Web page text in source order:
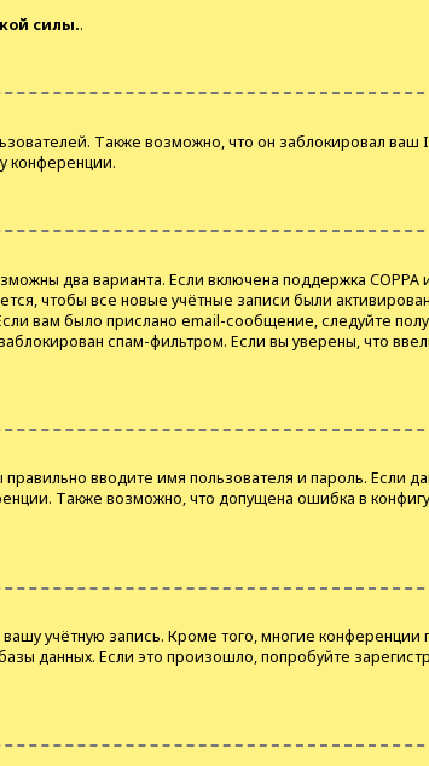
силы..
Также возможно, что он заблокировал
конференции.
два варианта. Если включена поддержка
чтобы все новые учётные записи были
вам было прислано email-сообщение, следуйте
спам-фильтром. Если вы уверены, что
вводите имя пользователя и пароль. Если
Также возможно, что допущена ошибка в
учётную запись. Кроме того, многие
данных. Если это произошло, попробуйте